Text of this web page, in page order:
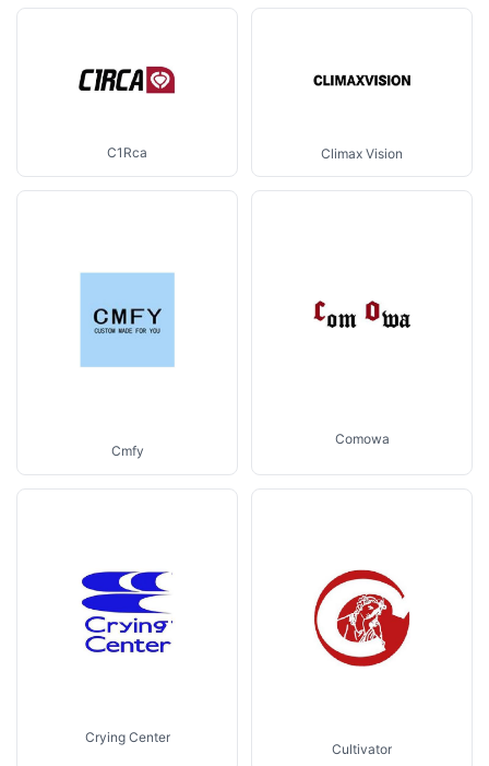
C1Rca Climax Vision
Cmfy
Comowa
Crying Center
Cultivator